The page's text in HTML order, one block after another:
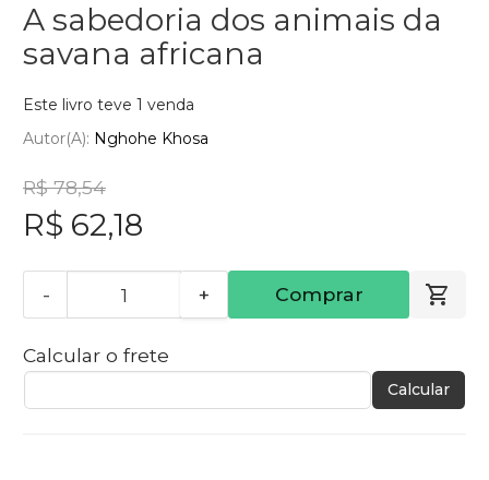
A sabedoria dos animais da
savana africana
Este livro teve 1 venda
Autor(a): Nghohe Khosa
R$ 78,54
R$ 62,18
- + Comprar
Calcular o frete
Calcular